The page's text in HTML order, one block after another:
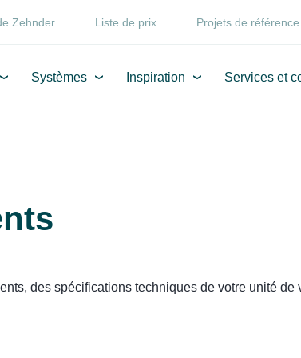
Zehnder Liste de prix Projets de référence
Systèmes Inspiration Services et
des spécifications techniques de votre unité